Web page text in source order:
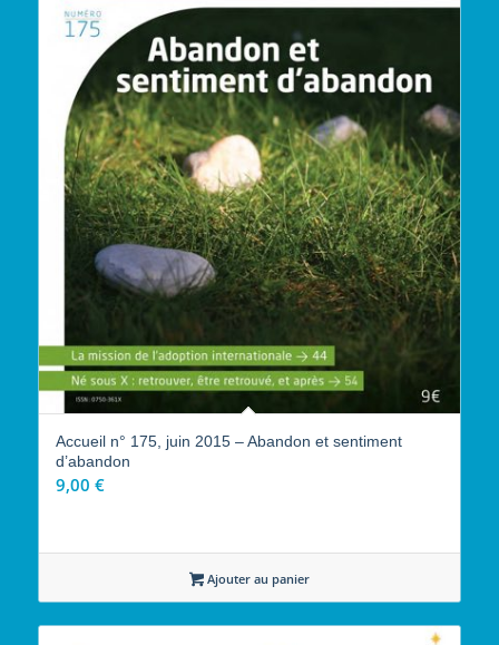
Accueil n° 175, juin 2015 – Abandon et sentiment
d’abandon
9,00 €
Ajouter au panier